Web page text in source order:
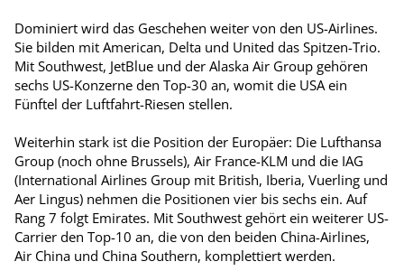
Dominiert wird das Geschehen weiter von den US-Airlines.
Sie bilden mit American, Delta und United das Spitzen-Trio.
Mit Southwest, JetBlue und der Alaska Air Group gehören
sechs US-Konzerne den Top-30 an, womit die USA ein
Fünftel der Luftfahrt-Riesen stellen.
Weiterhin stark ist die Position der Europäer: Die Lufthansa
Group (noch ohne Brussels), Air France-KLM und die IAG
(International Airlines Group mit British, Iberia, Vuerling und
Aer Lingus) nehmen die Positionen vier bis sechs ein. Auf
Rang 7 folgt Emirates. Mit Southwest gehört ein weiterer US-
Carrier den Top-10 an, die von den beiden China-Airlines,
Air China und China Southern, komplettiert werden.